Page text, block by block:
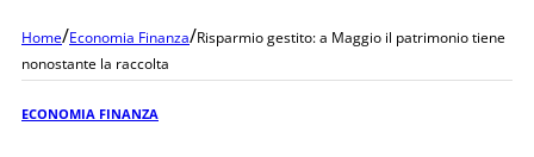
Home/Economia Finanza/Risparmio gestito: a Maggio il patrimonio tiene
nonostante la raccolta
ECONOMIA FINANZA